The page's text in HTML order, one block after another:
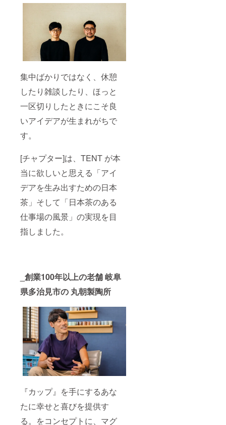
集中ばかりではなく、休憩
したり雑談したり、ほっと
一区切りしたときにこそ良
いアイデアが生まれがちで
す。
[チャプター]は、TENT が本
当に欲しいと思える「アイ
デアを生み出すための日本
茶」そして「日本茶のある
仕事場の風景」の実現を目
指しました。
_創業100年以上の老舗 岐阜
県多治見市の 丸朝製陶所
『カップ』を手にするあな
たに幸せと喜びを提供す
る。をコンセプトに、マグ